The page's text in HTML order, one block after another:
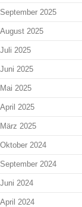
September 2025
August 2025
Juli 2025
Juni 2025
Mai 2025
April 2025
März 2025
Oktober 2024
September 2024
Juni 2024
April 2024